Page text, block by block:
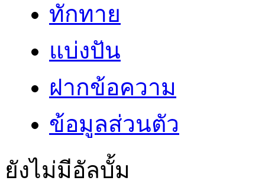
ทักทาย
แบ่งปัน
ฝากข้อความ
ข้อมูลส่วนตัว
ยังไม่มีอัลบั้ม